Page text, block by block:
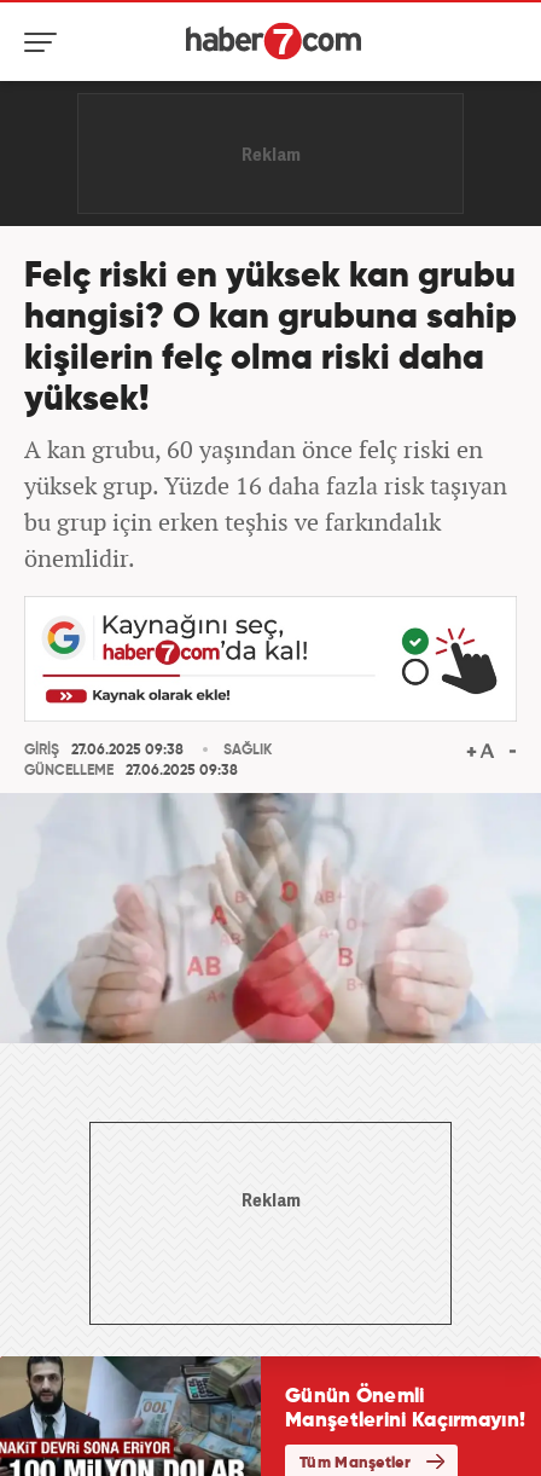
Felç riski en yüksek kan grubu
hangisi? O kan grubuna sahip
kişilerin felç olma riski daha
yüksek!
A kan grubu, 60 yaşından önce felç riski en
yüksek grup. Yüzde 16 daha fazla risk taşıyan
bu grup için erken teşhis ve farkındalık
önemlidir.
GİRİŞ
27.06.2025 09:38
GÜNCELLEME
27.06.2025 09:38
SAĞLIK